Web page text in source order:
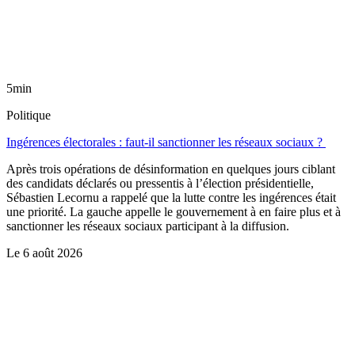
5min
Politique
Ingérences électorales : faut-il sanctionner les réseaux sociaux ?
Après trois opérations de désinformation en quelques jours ciblant
des candidats déclarés ou pressentis à l’élection présidentielle,
Sébastien Lecornu a rappelé que la lutte contre les ingérences était
une priorité. La gauche appelle le gouvernement à en faire plus et à
sanctionner les réseaux sociaux participant à la diffusion.
Le 6 août 2026